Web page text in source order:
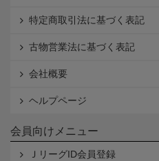
特定商取引法に基づく表記
古物営業法に基づく表記
会社概要
ヘルプページ
会員向けメニュー
ＪリーグID会員登録